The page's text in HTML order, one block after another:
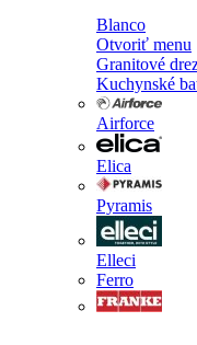
Blanco
Otvoriť menu
Granitové
Kuchynské
Airforce
Elica
Pyramis
Elleci
Ferro